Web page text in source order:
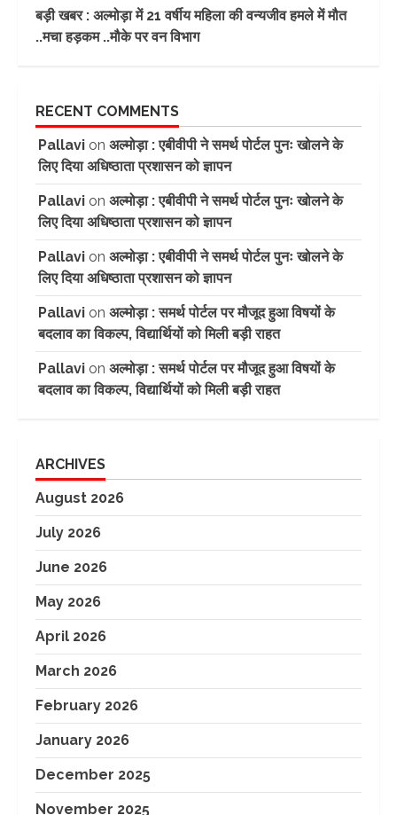
बड़ी खबर : अल्मोड़ा में 21 वर्षीय महिला की वन्यजीव हमले में मौत
..मचा हड़कम ..मौके पर वन विभाग
RECENT COMMENTS
Pallavi on अल्मोड़ा : एबीवीपी ने समर्थ पोर्टल पुनः खोलने के
लिए दिया अधिष्ठाता प्रशासन को ज्ञापन
Pallavi on अल्मोड़ा : एबीवीपी ने समर्थ पोर्टल पुनः खोलने के
लिए दिया अधिष्ठाता प्रशासन को ज्ञापन
Pallavi on अल्मोड़ा : एबीवीपी ने समर्थ पोर्टल पुनः खोलने के
लिए दिया अधिष्ठाता प्रशासन को ज्ञापन
Pallavi on अल्मोड़ा : समर्थ पोर्टल पर मौजूद हुआ विषयों के
बदलाव का विकल्प, विद्यार्थियों को मिली बड़ी राहत
Pallavi on अल्मोड़ा : समर्थ पोर्टल पर मौजूद हुआ विषयों के
बदलाव का विकल्प, विद्यार्थियों को मिली बड़ी राहत
ARCHIVES
August 2026
July 2026
June 2026
May 2026
April 2026
March 2026
February 2026
January 2026
December 2025
November 2025